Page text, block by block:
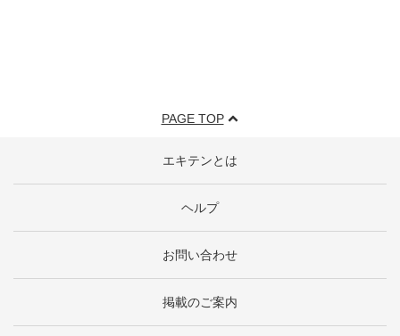
PAGE TOP
エキテンとは
ヘルプ
お問い合わせ
掲載のご案内